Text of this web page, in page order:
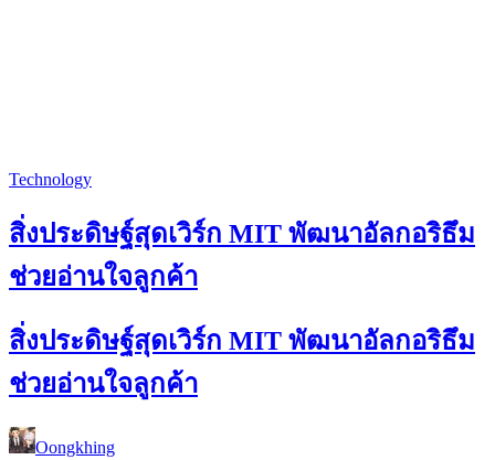
Technology
สิ่งประดิษฐ์สุดเวิร์ก MIT พัฒนาอัลกอริธึม
ช่วยอ่านใจลูกค้า
สิ่งประดิษฐ์สุดเวิร์ก MIT พัฒนาอัลกอริธึม
ช่วยอ่านใจลูกค้า
Oongkhing